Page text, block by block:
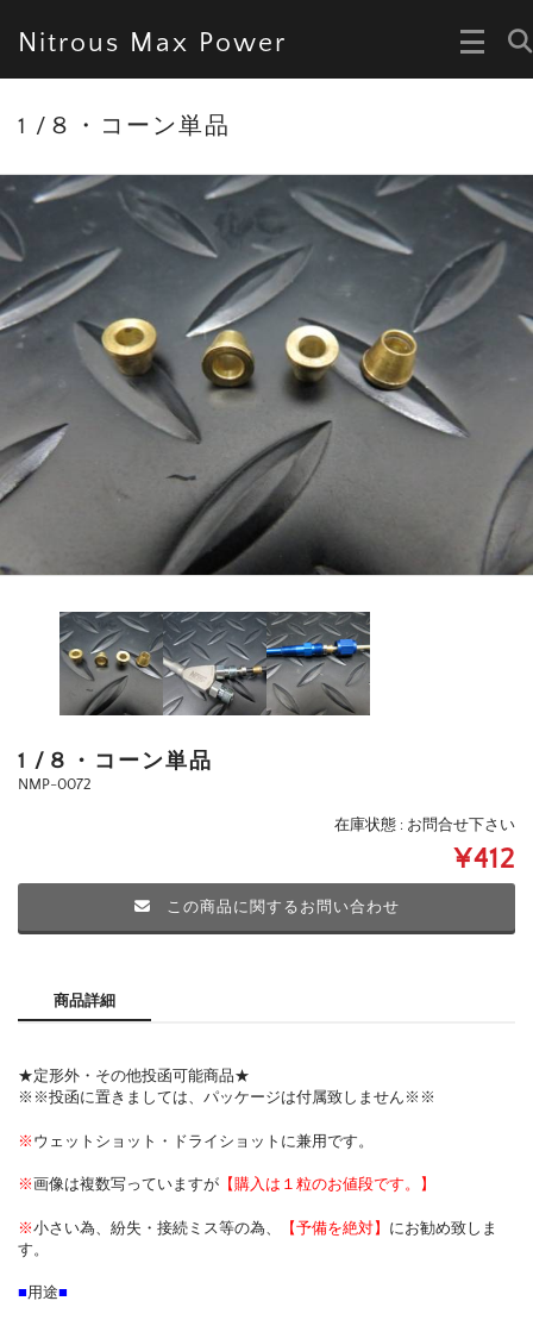
Nitrous Max Power
1 /８・コーン単品
1 /８・コーン単品
NMP-0072
在庫状態 : お問合せ下さい
¥412
この商品に関するお問い合わせ
商品詳細
★定形外・その他投函可能商品★
※※投函に置きましては、パッケージは付属致しません※※
※ ウェットショット・ドライショットに兼用です。
※ 画像は複数写っていますが 【購入は１粒のお値段です。】
※小さい為、紛失・接続ミス等の為、 【予備を絶対】 にお勧め致しま
す。
■用途■